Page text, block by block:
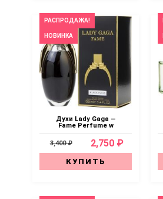
РАСПРОДАЖА!
НОВИНКА
Духи Lady Gaga —
Fame Perfume w
3,400 ₽ 2,750 ₽
КУПИТЬ